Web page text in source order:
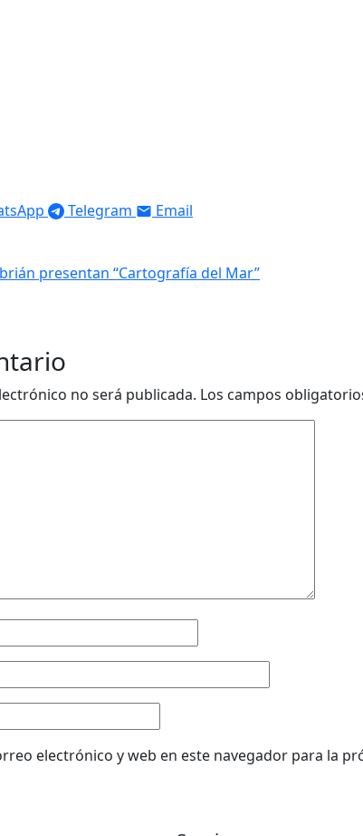
Telegram Email
presentan “Cartografía del Mar”
no será publicada. Los campos
electrónico y web en este navegador para la